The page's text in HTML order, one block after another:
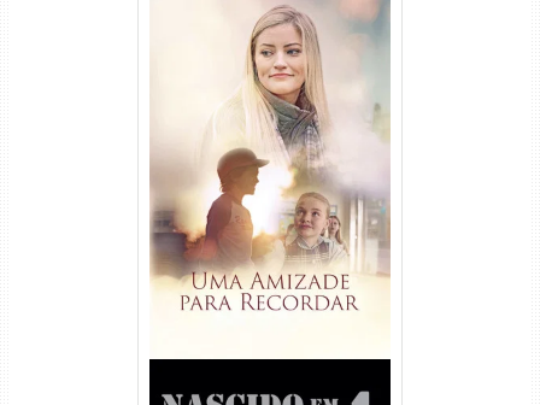
Uma Amizade para Recordar
Torrent (2025) WEB-DL 1080p
Dual Áudio